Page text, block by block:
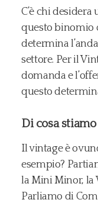
C’è chi
questo binomio
determina
settore. Per il
domanda e
questo
Di cosa
Il vintage è
esempio?
la Mini Minor, la
Parliamo di